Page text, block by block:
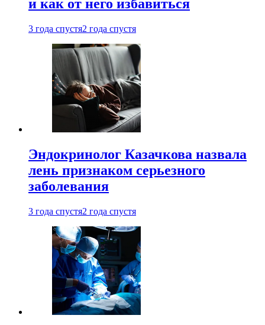
и как от него избавиться
3 года спустя2 года спустя
Эндокринолог Казачкова назвала
лень признаком серьезного
заболевания
3 года спустя2 года спустя